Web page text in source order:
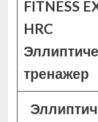
FITNESS
HRC
тренажер